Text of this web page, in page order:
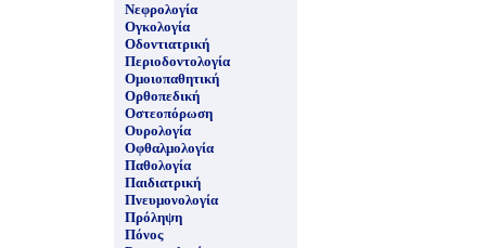
Νεφρολογία
Ογκολογία
Οδοντιατρική
Περιοδοντολογία
Ομοιοπαθητική
Ορθοπεδική
Οστεοπόρωση
Ουρολογία
Οφθαλμολογία
Παθολογία
Παιδιατρική
Πνευμονολογία
Πρόληψη
Πόνος